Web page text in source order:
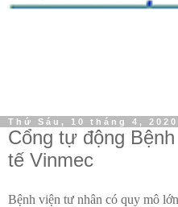
Thứ Sáu, 10 tháng 4, 2020
Cổng tự động
tế Vinmec
Bệnh viện tư nhân có quy mô